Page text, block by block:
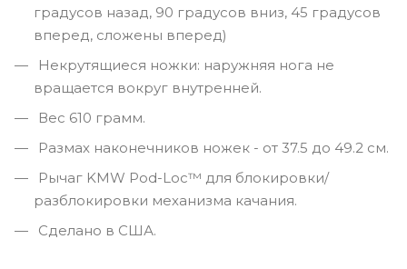
градусов назад, 90 градусов вниз, 45 градусов
вперед, сложены вперед)
Некрутящиеся ножки: наружняя нога не
вращается вокруг внутренней.
Вес 610 грамм.
Размах наконечников ножек - от 37.5 до 49.2 см.
Рычаг KMW Pod-Loc™ для блокировки/
разблокировки механизма качания.
Сделано в США.